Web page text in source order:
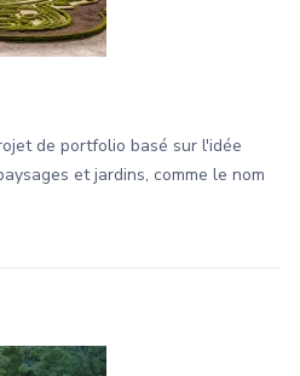
de portfolio basé sur l'idée
et jardins, comme le nom